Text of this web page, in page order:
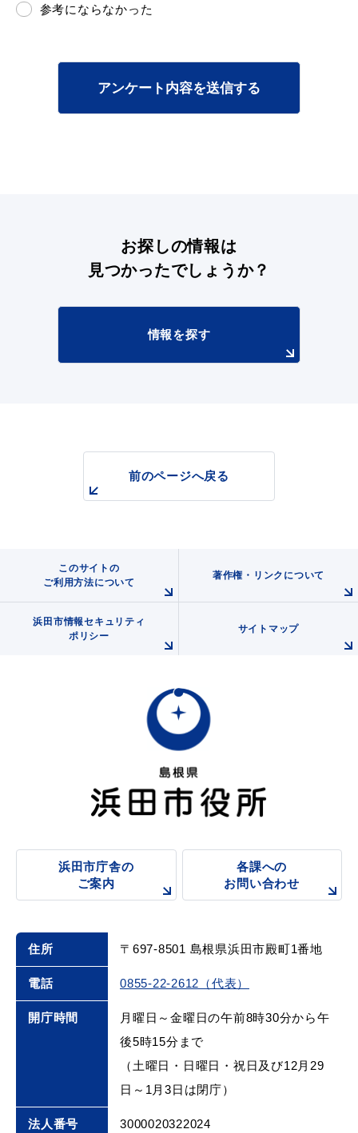
気象情報リンク集
ダウンロード
移住・出会い応援（はまだ暮らし）
浜田市庁舎の
ご案内
各課への
お問い合わせ
参考にならなかった
アンケート内容を送信する
お探しの情報は
見つかったでしょうか？
情報を探す
前のページへ戻る
このサイトの
ご利用方法について
著作権・リンクについて
浜田市情報セキュリティ
ポリシー
サイトマップ
浜田市庁舎の
ご案内
各課への
お問い合わせ
住所 〒697-8501 島根県浜田市殿町1番地
電話 0855-22-2612（代表）
開庁時間
月曜日～金曜日の午前8時30分から午
後5時15分まで
（土曜日・日曜日・祝日及び12月29
日～1月3日は閉庁）
法人番号 3000020322024